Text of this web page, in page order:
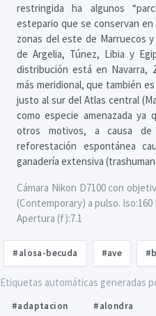
restringida ha algunos
estepario que se conservan
zonas del este de Marruecos
de Argelia, Túnez, Libia y
distribución está en Navarra,
más meridional, que también
justo al sur del Atlas central
como especie amenazada ya
otros motivos, a causa
reforestación espontánea
ganadería extensiva
Cámara Nikon D7100 con
(Contemporary) a pulso.
Apertura (f):7.1
#alosa-becuda #ave
Etiquetas automáticas generadas
#adaptacion #alondra